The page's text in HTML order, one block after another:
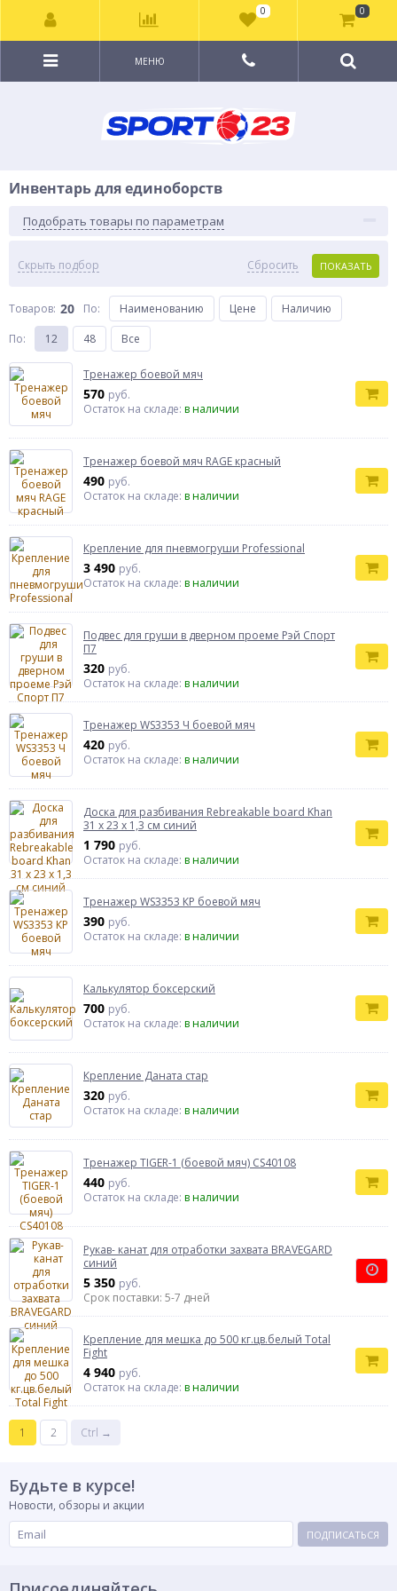
МЕНЮ
Инвентарь для единоборств
Подобрать товары по параметрам
Скрыть подбор ПОКАЗАТЬ
Сбросить
Товаров: 20 По: Наименованию Цене
Наличию
По: 12 48 Все
Тренажер боевой мяч
570 руб.
Остаток на складе: в наличии
Тренажер боевой мяч RAGE красный
490 руб.
Остаток на складе: в наличии
Крепление для пневмогруши Professional
3 490 руб.
Остаток на складе: в наличии
Подвес для груши в дверном проеме Рэй Спорт
П7
320 руб.
Остаток на складе: в наличии
Тренажер WS3353 Ч боевой мяч
420 руб.
Остаток на складе: в наличии
Доска для разбивания Rebreakable board Khan
31 х 23 х 1,3 см синий
1 790 руб.
Остаток на складе: в наличии
Тренажер WS3353 КР боевой мяч
390 руб.
Остаток на складе: в наличии
Калькулятор боксерский
700 руб.
Остаток на складе: в наличии
Крепление Даната стар
320 руб.
Остаток на складе: в наличии
Тренажер TIGER-1 (боевой мяч) CS40108
440 руб.
Остаток на складе: в наличии
Рукав- канат для отработки захвата BRAVEGARD
синий
5 350 руб.
Срок поставки: 5-7 дней
Крепление для мешка до 500 кг.цв.белый Total
Fight
4 940 руб.
Остаток на складе: в наличии
1 2 Ctrl →
Будьте в курсе!
Новости, обзоры и акции
ПОДПИСАТЬСЯ
0 0